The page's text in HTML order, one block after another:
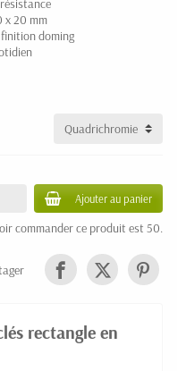
x 20 mm
doming
Ajouter au panier
commander ce produit est 50.
rectangle en